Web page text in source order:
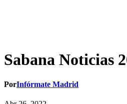
Sabana Noticias
PorInfórmate Madrid